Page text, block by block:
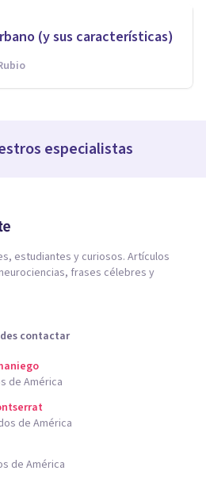
(y sus características)
especialistas
estudiantes y curiosos. Artículos
frases célebres y
contactar
de América
de América
de América